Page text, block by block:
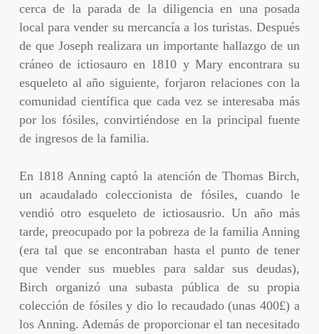
cerca de la parada de la diligencia en una posada
local para vender su mercancía a los turistas. Después
de que Joseph realizara un importante hallazgo de un
cráneo de ictiosauro en 1810 y Mary encontrara su
esqueleto al año siguiente, forjaron relaciones con la
comunidad científica que cada vez se interesaba más
por los fósiles, convirtiéndose en la principal fuente
de ingresos de la familia.
En 1818 Anning captó la atención de Thomas Birch,
un acaudalado coleccionista de fósiles, cuando le
vendió otro esqueleto de ictiosausrio. Un año más
tarde, preocupado por la pobreza de la familia Anning
(era tal que se encontraban hasta el punto de tener
que vender sus muebles para saldar sus deudas),
Birch organizó una subasta pública de su propia
colección de fósiles y dio lo recaudado (unas 400£) a
los Anning. Además de proporcionar el tan necesitado